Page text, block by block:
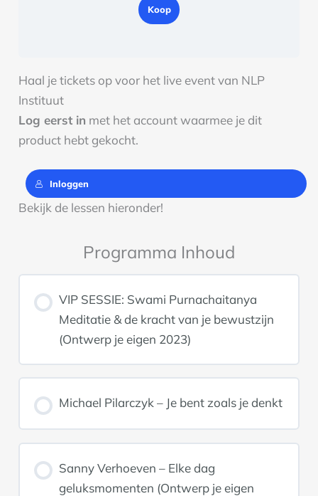
Koop
Haal je tickets op voor het live event van NLP
Instituut
Log eerst in met het account waarmee je dit
product hebt gekocht.
Inloggen
Bekijk de lessen hieronder!
Programma Inhoud
VIP SESSIE: Swami Purnachaitanya
Meditatie & de kracht van je bewustzijn
(Ontwerp je eigen 2023)
Michael Pilarczyk – Je bent zoals je denkt
Sanny Verhoeven – Elke dag
geluksmomenten (Ontwerp je eigen